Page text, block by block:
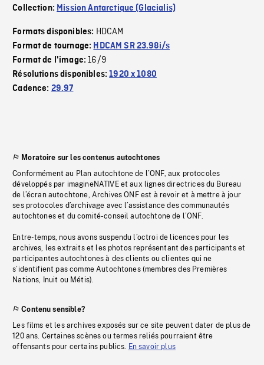
Collection: Mission Antarctique (Glacialis)
Formats disponibles: HDCAM
Format de tournage: HDCAM SR 23.98i/s
Format de l'image:16/9
Résolutions disponibles:1920 x 1080
Cadence: 29.97
Moratoire sur les contenus autochtones
Conformément au Plan autochtone de l’ONF, aux protocoles
développés par imagineNATIVE et aux lignes directrices du Bureau
de l’écran autochtone, Archives ONF est à revoir et à mettre à jour
ses protocoles d’archivage avec l’assistance des communautés
autochtones et du comité-conseil autochtone de l’ONF.
Entre-temps, nous avons suspendu l’octroi de licences pour les
archives, les extraits et les photos représentant des participants et
participantes autochtones à des clients ou clientes qui ne
s’identifient pas comme Autochtones (membres des Premières
Nations, Inuit ou Métis).
Contenu sensible?
Les films et les archives exposés sur ce site peuvent dater de plus de
120 ans. Certaines scènes ou termes reliés pourraient être
offensants pour certains publics. En savoir plus